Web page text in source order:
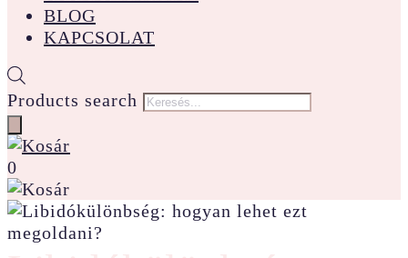
BLOG
KAPCSOLAT
Products search
0